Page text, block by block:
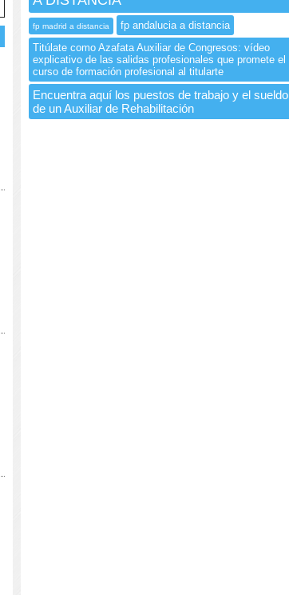
fp madrid a distancia
fp andalucia a distancia
Titúlate como Azafata Auxiliar de Congresos: vídeo
explicativo de las salidas profesionales que promete el
curso de formación profesional al titularte
Encuentra aquí los puestos de trabajo y el sueldo
de un Auxiliar de Rehabilitación